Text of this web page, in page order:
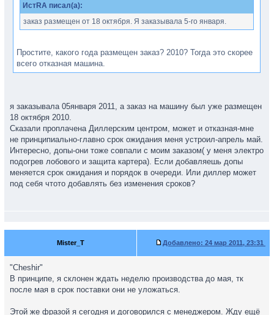
ИстRA писал(а):
заказ размещен от 18 октября. Я заказывала 5-го января.
Простите, какого года размещен заказ? 2010? Тогда это скорее
всего отказная машина.
я заказывала 05января 2011, а заказ на машину был уже размещен
18 октября 2010.
Сказали проплачена Диллерским центром, может и отказная-мне
не принципиально-главно срок ожидания меня устроил-апрель май.
Интересно, допы-они тоже совпали с моим заказом( у меня электро
подогрев лобового и защита картера). Если добавляешь допы
меняется срок ожидания и порядок в очереди. Или диллер может
под себя чтото добавлять без изменения сроков?
Mister_T Добавлено: 24 мар 2011, 23:31
"Cheshir"
В принципе, я склонен ждать неделю производства до мая, тк
после мая в срок поставки они не уложаться.
Этой же фразой я сегодня и договорился с менеджером. Жду ещё